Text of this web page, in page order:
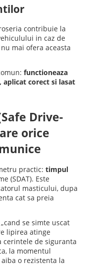
contribuie la
in caz de
mai ofera aceasta
functioneaza
aplicat corect si lasat
Drive-
orice
practic: timpul
(SDAT). Este
masticului, dupa
cat sa preia
se simte uscat
lipirea atinge
cerintele de siguranta
la momentul
o rezistenta la